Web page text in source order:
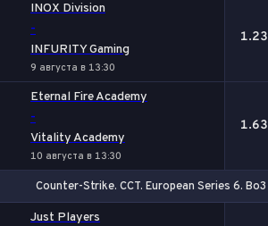
INOX Division
-
INFURITY Gaming
9 августа в 13:30
1.23
Eternal Fire Academy
-
Vitality Academy
10 августа в 13:30
1.63
Counter-Strike. CCT. European Series 6. Bo3
Just Players